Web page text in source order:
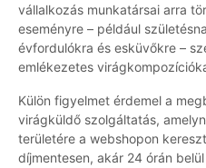
vállalkozás munkatársai arra
eseményre – például
évfordulókra és esküvőkre –
emlékezetes
Külön figyelmet érdemel a
virágküldő szolgáltatás,
területére a webshopon
díjmentesen, akár 24 órán